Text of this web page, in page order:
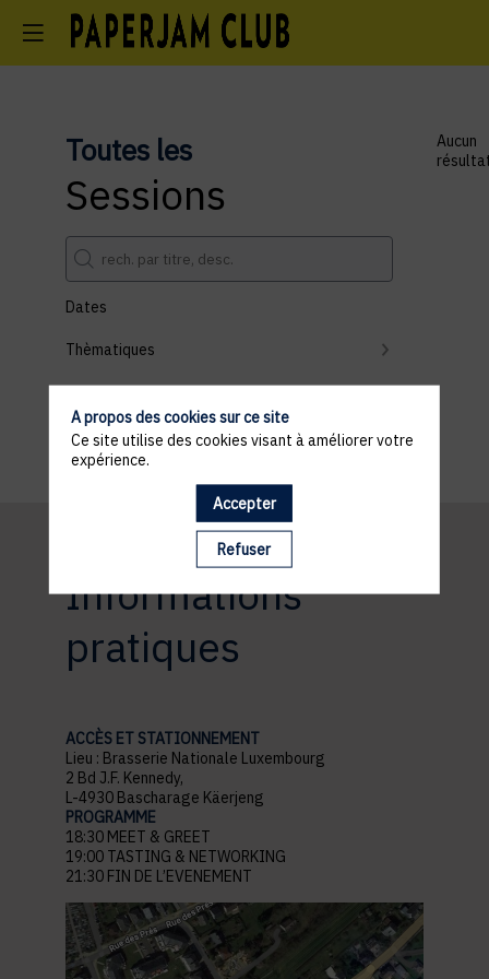
Toutes les
Sessions
Dates
Thèmatiques
Effacer tous les filtres
Aucun
Informations
pratiques
ACCÈS ET STATIONNEMENT
Lieu : Brasserie Nationale Luxembourg
2 Bd J.F. Kennedy,
L-4930 Bascharage Käerjeng
PROGRAMME
18:30 MEET & GREET
19:00 TASTING & NETWORKING
21:30 FIN DE L’EVENEMENT
A propos des cookies sur ce site
Ce site utilise des cookies visant à améliorer votre
expérience.
Accepter
Refuser